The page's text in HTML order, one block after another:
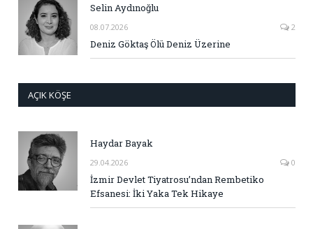
Selin Aydınoğlu
08.07.2026 2
Deniz Göktaş Ölü Deniz Üzerine
AÇIK KÖŞE
Haydar Bayak
29.04.2026 0
İzmir Devlet Tiyatrosu’ndan Rembetiko
Efsanesi: İki Yaka Tek Hikaye